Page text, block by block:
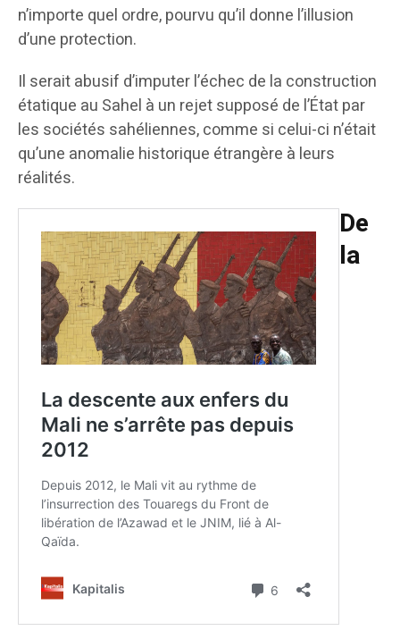
n’importe quel ordre, pourvu qu’il donne l’illusion
d’une protection.
Il serait abusif d’imputer l’échec de la construction
étatique au Sahel à un rejet supposé de l’État par
les sociétés sahéliennes, comme si celui-ci n’était
qu’une anomalie historique étrangère à leurs
réalités.
De
la